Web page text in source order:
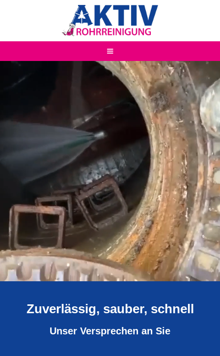
Zuverlässig, sauber, schnell
Unser Versprechen an Sie